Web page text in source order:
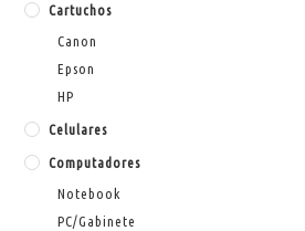
Cartuchos
Canon
Epson
HP
Celulares
Computadores
Notebook
PC/Gabinete